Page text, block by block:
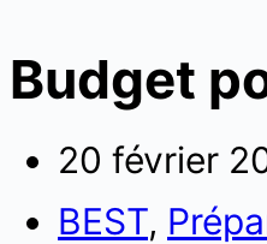
Budget
20 février
BEST,